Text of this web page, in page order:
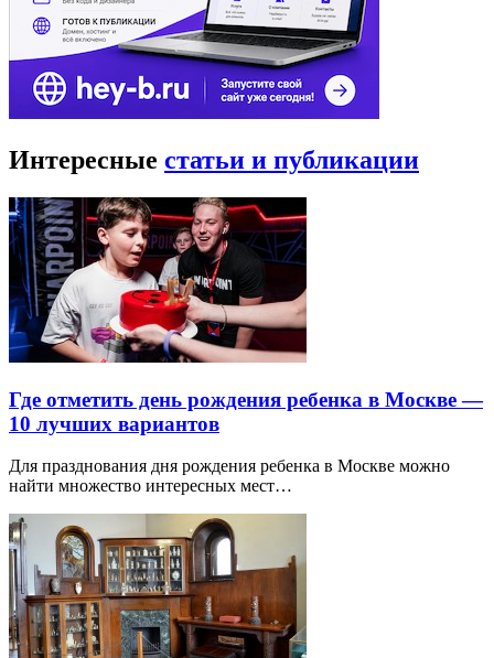
Интересные статьи и публикации
Где отметить день рождения ребенка в Москве —
10 лучших вариантов
Для празднования дня рождения ребенка в Москве можно
найти множество интересных мест…